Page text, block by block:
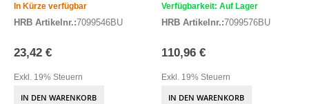
In Kürze verfügbar
HRB Artikelnr.:7099546BU
23,42 €
Exkl. 19% Steuern
IN DEN WARENKORB
Verfügbarkeit: Auf Lager
HRB Artikelnr.:7099576BU
110,96 €
Exkl. 19% Steuern
IN DEN WARENKORB